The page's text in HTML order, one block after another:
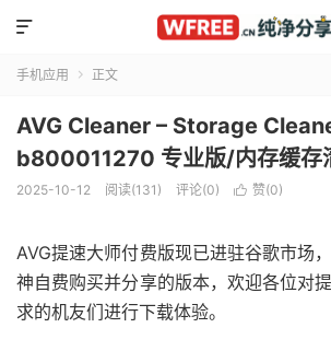

手机应用  正文
AVG Cleaner – Storage
b800011270 专业版/内存缓存
2025-10-12 阅读(131) 评论(0)  赞(0)
AVG提速大师付费版现已进驻谷歌市场
神自费购买并分享的版本，欢迎各位对
求的机友们进行下载体验。